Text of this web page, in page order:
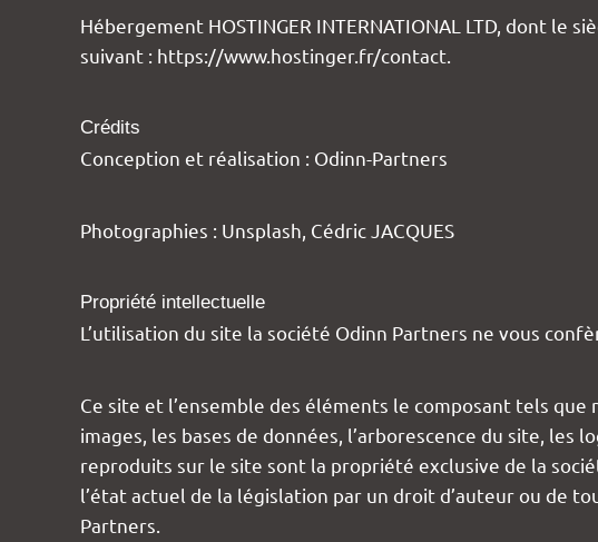
Hébergement HOSTINGER INTERNATIONAL LTD, dont le
suivant : https://www.hostinger.fr/contact
Crédits
Conception et réalisation : Odinn-Partners
Photographies : Unsplash, Cédric JACQUES
Propriété intellectuelle
L’utilisation du site la société Odinn Partners ne vous
Ce site et l’ensemble des éléments le composant tels
images, les bases de données, l’arborescence du site,
reproduits sur le site sont la propriété exclusive de la
l’état actuel de la législation par un droit d’auteur ou de
Partners.